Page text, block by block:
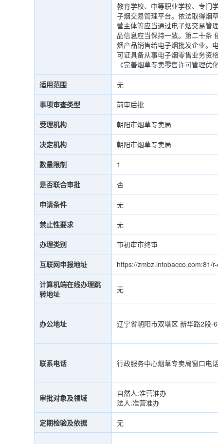
教育学校、中等职业学校、专门
子烟交易管理平台。依法取得烟
营主体等应当通过电子烟交易管
品信息应当保持一致。第二十条
烟产品销售给电子烟批发企业。
可证具备从事电子烟零售业务资
《完善烟草专卖零售许可管理
适用范围 无
事项审查类型 前审后批
受理机构 朝阳市烟草专卖局
决定机构 朝阳市烟草专卖局
数量限制 1
是否联合审批 否
申请条件 无
禁止性要求 无
办理类别 市初审市终审
互联网申报地址 https://zmbz.lntobacco.com:81/
计算机端在线办理跳
转地址
无
办公地址 辽宁省朝阳市双塔区 新华路2段-
联系电话 行政服务中心烟草专卖局窗口电
审批对象及领域
自然人:准营准办
法人:准营准办
定期检验及依据 无